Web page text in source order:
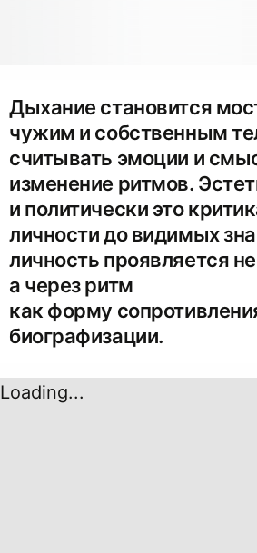
Дыхание становится
чужим и собственным
считывать эмоции и
изменение ритмов.
и политически это
личности до видимых
личность проявляется
а через ритм
как форму
биографизации.
Loading...